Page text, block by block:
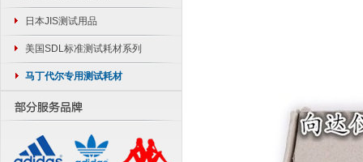
日本JIS测试用品
美国SDL标准测试耗材系列
马丁代尔专用测试耗材